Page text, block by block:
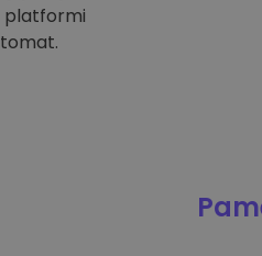
platformi